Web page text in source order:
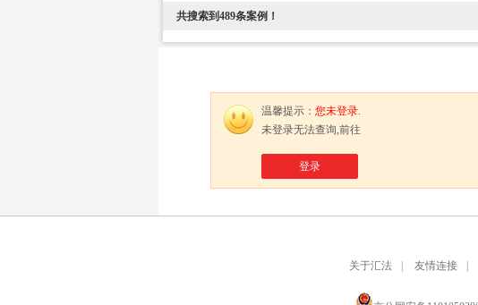
共搜索到489条案例！
温馨提示： 您未登录.
未登录无法查询,前往
登录
关于汇法 友情连接